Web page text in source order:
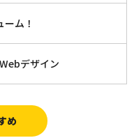
ム！
デザイン
め